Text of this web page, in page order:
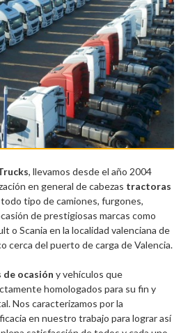
, llevamos desde el año 2004
en general de cabezas tractoras
todo tipo de camiones, furgones,
de prestigiosas marcas como
o Scania en la localidad valenciana de
cerca del puerto de carga de Valencia.
ocasión y vehículos que
homologados para su fin y
Nos caracterizamos por la
en nuestro trabajo para lograr así